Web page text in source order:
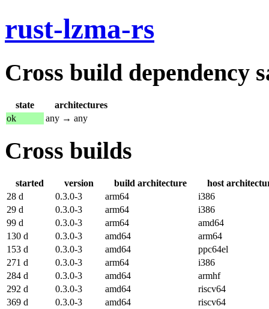
rust-lzma-rs
Cross build dependency
state
architectures
ok
any → any
Cross builds
started version build architecture
host
28 d
0.3.0-3 arm64
i386
29 d
0.3.0-3 arm64
i386
99 d
0.3.0-3 arm64
amd64
130 d
0.3.0-3 amd64
arm64
153 d
0.3.0-3 amd64
ppc64el
271 d
0.3.0-3 arm64
i386
284 d
0.3.0-3 amd64
armhf
292 d
0.3.0-3 amd64
riscv64
369 d
0.3.0-3 amd64
riscv64